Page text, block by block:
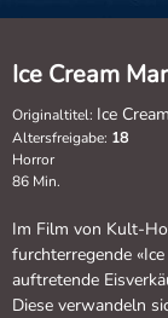
Ice Cream
Originaltitel: Ice
Altersfreigabe: 18
Horror
86 Min.
Im Film von Kult-
furchterregende
auftretende
Diese verwandeln